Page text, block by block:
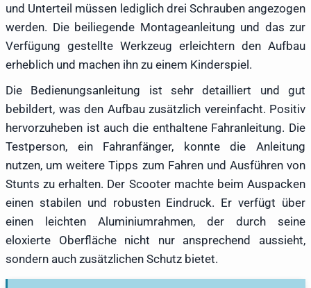
und Unterteil müssen lediglich drei Schrauben angezogen
werden. Die beiliegende Montageanleitung und das zur
Verfügung gestellte Werkzeug erleichtern den Aufbau
erheblich und machen ihn zu einem Kinderspiel.
Die Bedienungsanleitung ist sehr detailliert und gut
bebildert, was den Aufbau zusätzlich vereinfacht. Positiv
hervorzuheben ist auch die enthaltene Fahranleitung. Die
Testperson, ein Fahranfänger, konnte die Anleitung
nutzen, um weitere Tipps zum Fahren und Ausführen von
Stunts zu erhalten. Der Scooter machte beim Auspacken
einen stabilen und robusten Eindruck. Er verfügt über
einen leichten Aluminiumrahmen, der durch seine
eloxierte Oberfläche nicht nur ansprechend aussieht,
sondern auch zusätzlichen Schutz bietet.